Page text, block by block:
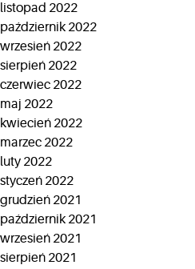
listopad 2022
październik 2022
wrzesień 2022
sierpień 2022
czerwiec 2022
maj 2022
kwiecień 2022
marzec 2022
luty 2022
styczeń 2022
grudzień 2021
październik 2021
wrzesień 2021
sierpień 2021